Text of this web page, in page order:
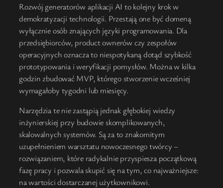
Rozwój generatorów aplikacji AI to kolejny krok w
demokratyzacji technologii. Przestają one być domeną
wyłącznie osób znających języki programowania. Dla
przedsiębiorców, product ownerów czy zespołów
operacyjnych oznacza to niespotykaną dotąd szybkość
prototypowania i weryfikacji pomysłów. Można w kilka
godzin zbudować MVP, którego stworzenie wcześniej
wymagałoby tygodni lub miesięcy.
Narzędzia te nie zastąpią jednak głębokiej wiedzy
inżynierskiej przy budowie skomplikowanych,
skalowalnych systemów. Są za to znakomitym
uzupełnieniem warsztatu nowoczesnego twórcy –
rozwiązaniem, które radykalnie przyspiesza początkową
fazę pracy i pozwala skupić się na tym, co najważniejsze:
na wartości dostarczanej użytkownikowi.